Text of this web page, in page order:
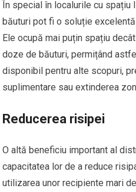
În special în localurile cu spațiu
băuturi pot fi o soluție
Ele ocupă mai puțin spațiu
doze de băuturi, permițând
disponibil pentru alte scopuri,
suplimentare sau extinderea
Reducerea risipei
O altă beneficiu important al
capacitatea lor de a reduce
utilizarea unor recipiente mari